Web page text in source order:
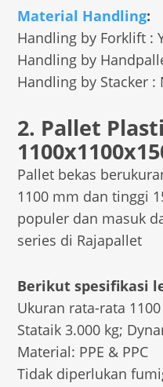
Material Handling:
Handling by Forklift :
Handling by
Handling by Stacker :
2. Pallet
Pallet bekas
1100 mm dan tinggi
populer dan masuk
series di Rajapallet
Berikut spesifikasi
Ukuran rata-rata
Stataik 3.000 kg;
Material: PPE & PPC
Tidak diperlukan